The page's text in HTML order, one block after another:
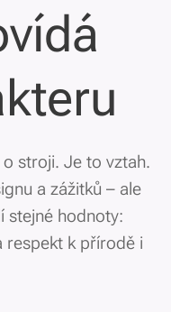
o stroji. Je to vztah.
a zážitků – ale
stejné hodnoty:
respekt k přírodě i